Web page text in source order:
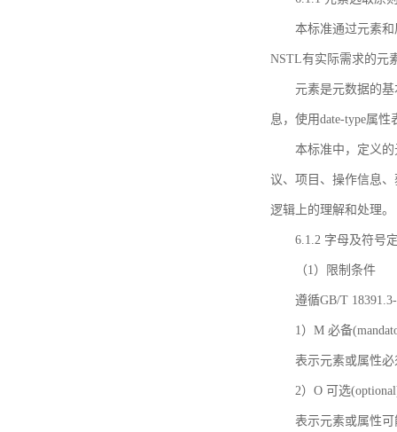
本标准通过元素
NSTL有实际需求的元
元素是元数据的
息，使用date-type属
本标准中，定义
议、项目、操作信息
逻辑上的理解和处理。
6.1.2 字母及符号
（1）限制条件
遵循GB/T
1）M 必备
表示元素或属性
2）O 可选
表示元素或属性